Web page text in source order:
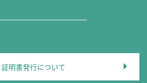
証明書発行について